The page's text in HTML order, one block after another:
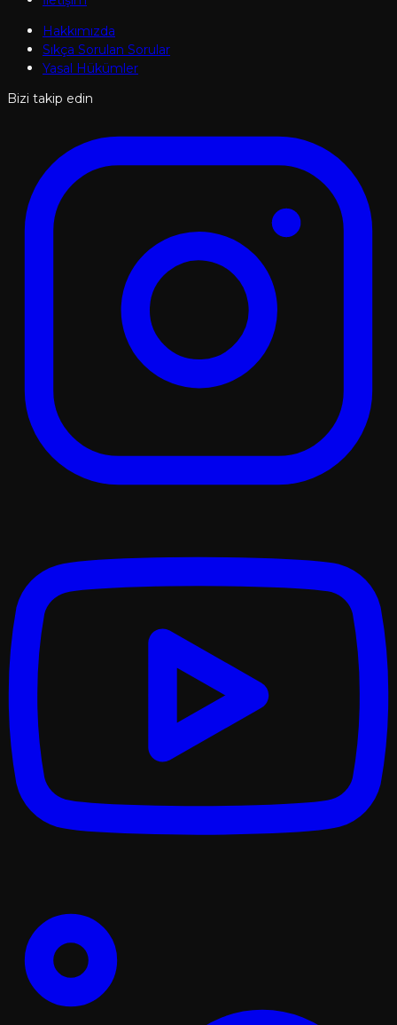
Hakkımızda
Sıkça Sorulan Sorular
Yasal Hükümler
Bizi takip edin